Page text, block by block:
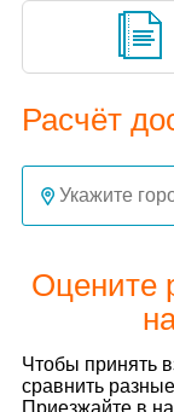
Расчёт
Оцените
Чтобы принять
сравнить
Приезжайте в